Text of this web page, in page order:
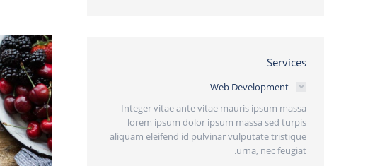
Services
Web Development
Integer vitae ante vitae mauris ipsum massa
lorem ipsum dolor ipsum massa sed turpis
aliquam eleifend id pulvinar vulputate tristique
urna, nec feugiat.